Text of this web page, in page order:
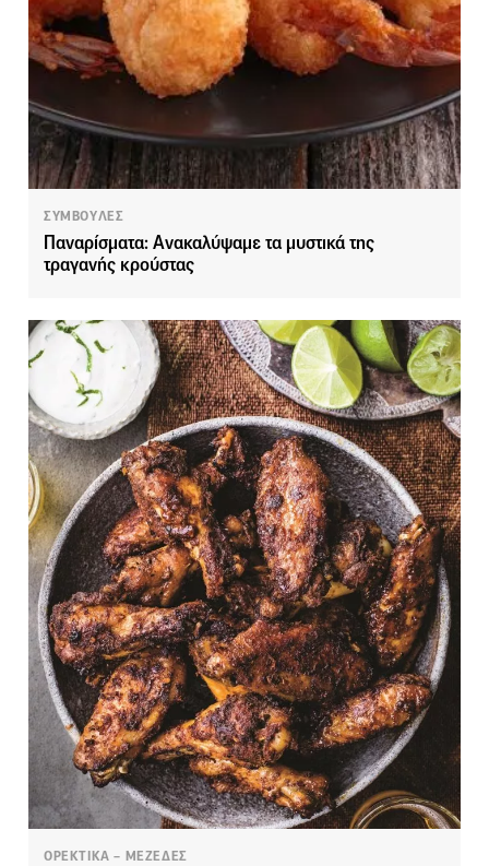
ΣΥΜΒΟΥΛΕΣ
Παναρίσματα: Ανακαλύψαμε τα μυστικά της
τραγανής κρούστας
ΟΡΕΚΤΙΚΑ – ΜΕΖΕΔΕΣ